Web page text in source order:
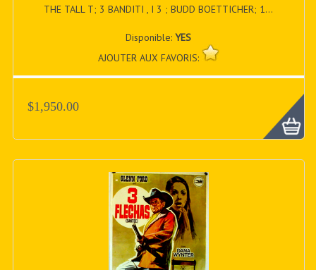
THE TALL T; 3 BANDITI , I 3 ; BUDD BOETTICHER; 1...
Disponible:YES
AJOUTER AUX FAVORIS:
$1,950.00